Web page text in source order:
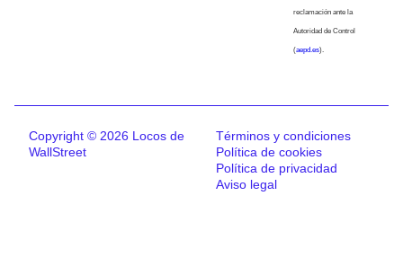
reclamación ante la
Autoridad de Control
(aepd.es).
Copyright © 2026 Locos de
WallStreet
Términos y condiciones
Política de cookies
Política de privacidad
Aviso legal